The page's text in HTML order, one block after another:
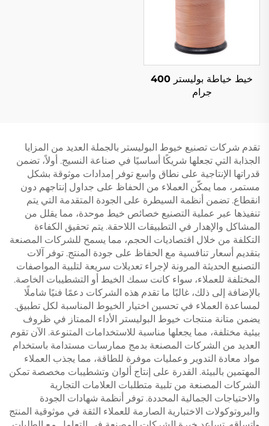
خيط خياطة بوليستر 400
جرام
تقدم شركات تصنيع خيوط البوليستر بالجملة العديد من المزايا
الجذابة التي تجعلها شريكًا أساسيًا في صناعة النسيج. أولاً، تضمن
قدراتها الإنتاجية على نطاق واسع توفر إمدادات موثوقة بشكل
مستمر، مما يمكّن العملاء من الحفاظ على جداول إنتاجهم دون
انقطاع. تضمن أنظمة السيطرة على الجودة المتقدمة التي يتم
تنفيذها عبر عملية التصنيع خصائص خيط موحدة، مما يقلل من
المشاكل والإهدار في التطبيقات اللاحقة. يتم تحقيق الكفاءة
التكلفة من خلال اقتصاديات الحجم، مما يسمح للشركات المصنعة
بتقديم أسعار تنافسية مع الحفاظ على جودة المنتج. توفر آلات
التصنيع الحديثة المرونة لإجراء تعديلات سريعة لتلبية المواصفات
المختلفة للعملاء، سواء كانت سمك الخيط أو التشطيبات الخاصة.
بالإضافة إلى ذلك، غالبًا ما تقدم هذه الشركات دعمًا فنيًا شاملًا
لمساعدة العملاء في تحسين اختيار الخيوط المناسبة لكل تطبيق.
يضمن متانة منتجات خيوط البوليستر الأداء الممتاز في ظروف
بيئية مختلفة، مما يجعلها مناسبة للاستخدامات المتنوعة. الآن تقوم
العديد من الشركات المصنعة بدمج ممارسات مستدامة باستخدام
مواد معادة التدوير وعمليات موفرة للطاقة، مما يجذب العملاء
المهتمين بالبيئة. القدرة على إنتاج ألوان وتشطيبات مخصصة تمكن
الشركات المصنعة من تلبية متطلبات العلامات التجارية
والاحتياجات الجمالية المحددة. توفر أنظمة شهادات الجودة
والبروتوكولات الاختبارية الصارمة للعملاء الثقة في موثوقية المنتج